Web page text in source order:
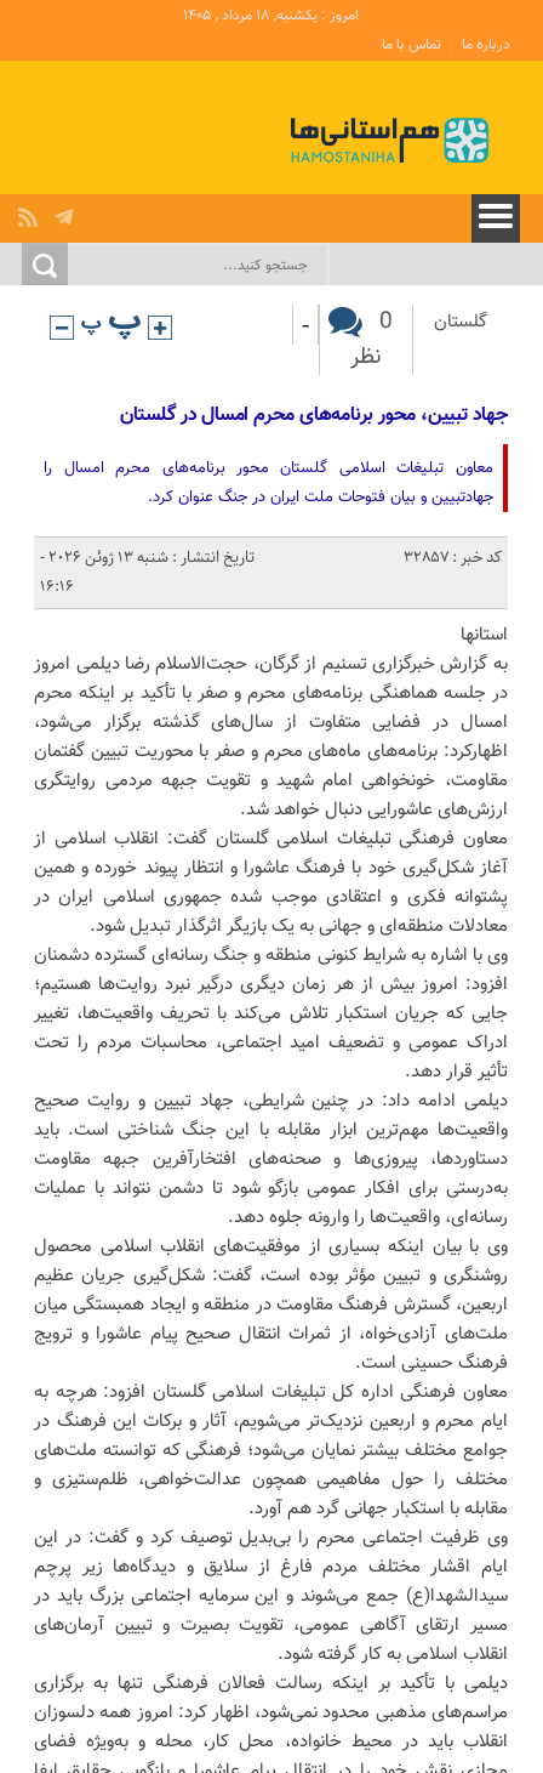
امروز : یکشنبه, ۱۸ مرداد , ۱۴۰۵
درباره ما
تماس با ما
گلستان
0
نظر
-
جهاد تبیین، محور برنامه‌های محرم امسال در گلستان
معاون تبلیغات اسلامی گلستان محور برنامه‌های محرم امسال را
جهادتبیین و بیان فتوحات ملت ایران در جنگ عنوان کرد.
کد خبر : 32857
تاریخ انتشار : شنبه 13 ژوئن 2026 -
16:16
استانها
به گزارش خبرگزاری تسنیم از گرگان، حجت‌الاسلام رضا دیلمی امروز
در جلسه هماهنگی برنامه‌های محرم و صفر با تأکید بر اینکه محرم
امسال در فضایی متفاوت از سال‌های گذشته برگزار می‌شود،
اظهارکرد: برنامه‌های ماه‌های محرم و صفر با محوریت تبیین گفتمان
مقاومت، خونخواهی امام شهید و تقویت جبهه مردمی روایتگری
ارزش‌های عاشورایی دنبال خواهد شد.
معاون فرهنگی تبلیغات اسلامی گلستان گفت: انقلاب اسلامی از
آغاز شکل‌گیری خود با فرهنگ عاشورا و انتظار پیوند خورده و همین
پشتوانه فکری و اعتقادی موجب شده جمهوری اسلامی ایران در
معادلات منطقه‌ای و جهانی به یک بازیگر اثرگذار تبدیل شود.
وی با اشاره به شرایط کنونی منطقه و جنگ رسانه‌ای گسترده دشمنان
افزود: امروز بیش از هر زمان دیگری درگیر نبرد روایت‌ها هستیم؛
جایی که جریان استکبار تلاش می‌کند با تحریف واقعیت‌ها، تغییر
ادراک عمومی و تضعیف امید اجتماعی، محاسبات مردم را تحت
تأثیر قرار دهد.
دیلمی ادامه داد: در چنین شرایطی، جهاد تبیین و روایت صحیح
واقعیت‌ها مهم‌ترین ابزار مقابله با این جنگ شناختی است. باید
دستاوردها، پیروزی‌ها و صحنه‌های افتخارآفرین جبهه مقاومت
به‌درستی برای افکار عمومی بازگو شود تا دشمن نتواند با عملیات
رسانه‌ای، واقعیت‌ها را وارونه جلوه دهد.
وی با بیان اینکه بسیاری از موفقیت‌های انقلاب اسلامی محصول
روشنگری و تبیین مؤثر بوده است، گفت: شکل‌گیری جریان عظیم
اربعین، گسترش فرهنگ مقاومت در منطقه و ایجاد همبستگی میان
ملت‌های آزادی‌خواه، از ثمرات انتقال صحیح پیام عاشورا و ترویج
فرهنگ حسینی است.
معاون فرهنگی اداره کل تبلیغات اسلامی گلستان افزود: هرچه به
ایام محرم و اربعین نزدیک‌تر می‌شویم، آثار و برکات این فرهنگ در
جوامع مختلف بیشتر نمایان می‌شود؛ فرهنگی که توانسته ملت‌های
مختلف را حول مفاهیمی همچون عدالت‌خواهی، ظلم‌ستیزی و
مقابله با استکبار جهانی گرد هم آورد.
وی ظرفیت اجتماعی محرم را بی‌بدیل توصیف کرد و گفت: در این
ایام اقشار مختلف مردم فارغ از سلایق و دیدگاه‌ها زیر پرچم
سیدالشهدا(ع) جمع می‌شوند و این سرمایه اجتماعی بزرگ باید در
مسیر ارتقای آگاهی عمومی، تقویت بصیرت و تبیین آرمان‌های
انقلاب اسلامی به کار گرفته شود.
دیلمی با تأکید بر اینکه رسالت فعالان فرهنگی تنها به برگزاری
مراسم‌های مذهبی محدود نمی‌شود، اظهار کرد: امروز همه دلسوزان
انقلاب باید در محیط خانواده، محل کار، محله و به‌ویژه فضای